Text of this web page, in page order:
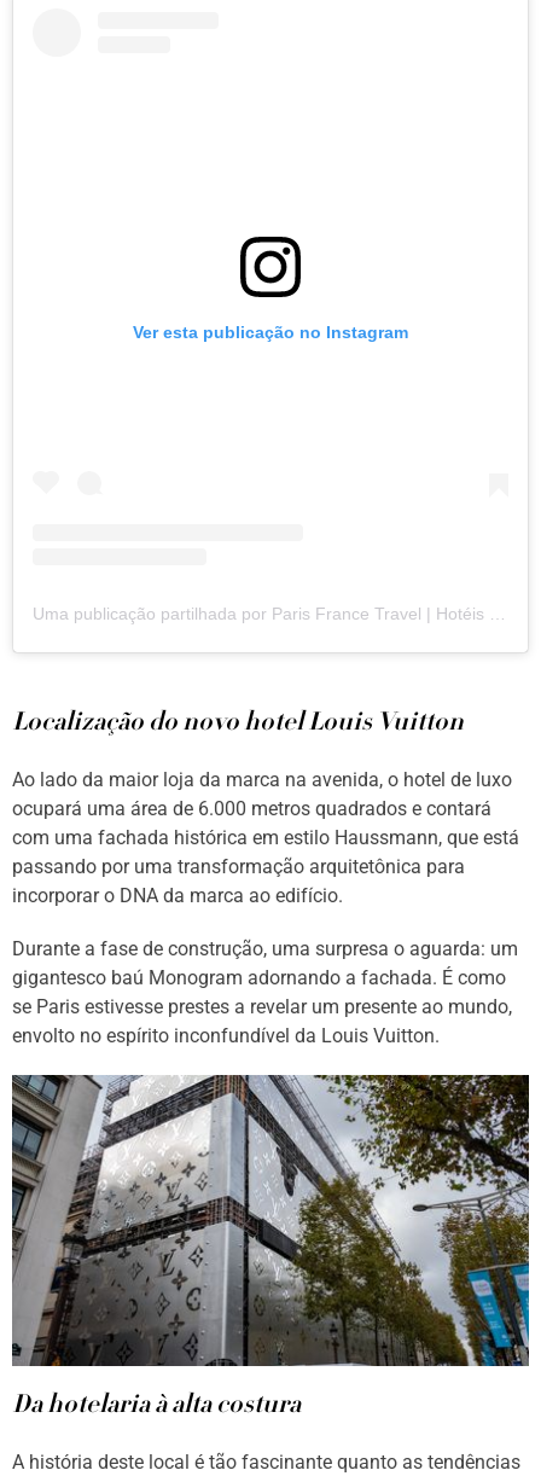
Ver esta publicação no Instagram
Uma publicação partilhada por Paris France Travel | Hotéis | Alimentação | Dicas (@paris.explore)
Localização do novo hotel Louis Vuitton
Ao lado da maior loja da marca na avenida, o hotel de luxo
ocupará uma área de 6.000 metros quadrados e contará
com uma fachada histórica em estilo Haussmann, que está
passando por uma transformação arquitetônica para
incorporar o DNA da marca ao edifício.
Durante a fase de construção, uma surpresa o aguarda: um
gigantesco baú Monogram adornando a fachada. É como
se Paris estivesse prestes a revelar um presente ao mundo,
envolto no espírito inconfundível da Louis Vuitton.
Da hotelaria à alta costura
A história deste local é tão fascinante quanto as tendências